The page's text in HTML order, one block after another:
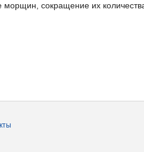
сокращение их